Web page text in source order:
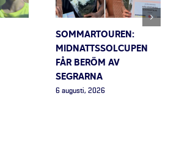
SOMMARTOUREN:
MIDNATTSSOLCUPEN
FÅR BERÖM AV
SEGRARNA
6 augusti, 2026